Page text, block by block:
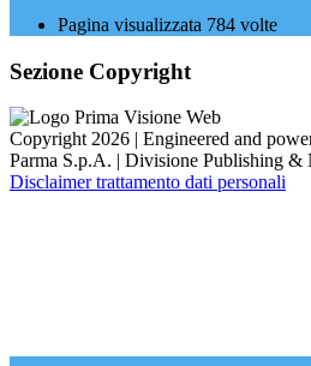
Pagina visualizzata 784 volte
Sezione Copyright
Copyright 2026 | Engineered and
Parma S.p.A. | Divisione Publishing &
Disclaimer trattamento dati personali